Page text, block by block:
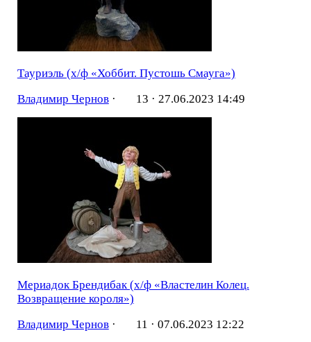
Тауриэль (х/ф «Хоббит. Пустошь Смауга»)
Владимир Чернов· 13 · 27.06.2023 14:49
Мериадок Брендибак (х/ф «Властелин Колец.
Возвращение короля»)
Владимир Чернов· 11 · 07.06.2023 12:22